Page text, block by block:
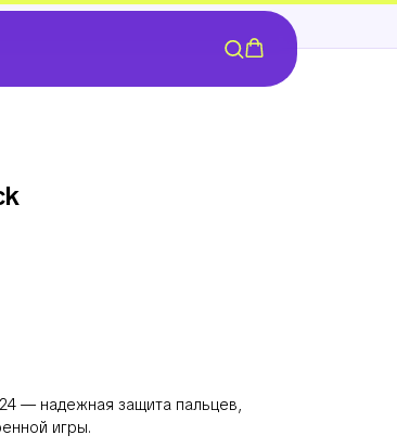
— надежная защита пальцев,
игры.